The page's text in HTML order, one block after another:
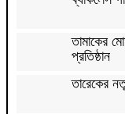
তামাকের
প্রতিষ্ঠান
তারেকের